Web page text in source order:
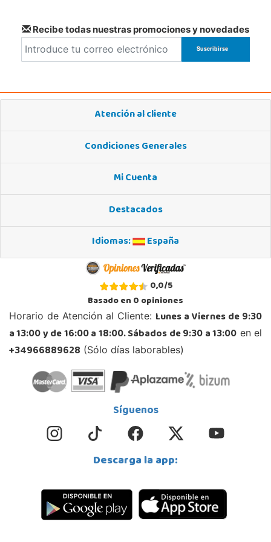
Recibe todas nuestras promociones y novedades
Atención al cliente
Condiciones Generales
Mi Cuenta
Destacados
Idiomas:
España
0,0/5
Basado en0opiniones
Horario de Atención al Cliente: Lunes a Viernes de 9:30
a 13:00 y de 16:00 a 18:00. Sábados de 9:30 a 13:00 en el
+34966889628 (Sólo días laborables)
Síguenos
Descarga la app: